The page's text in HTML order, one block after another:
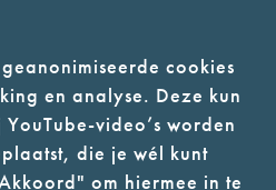
cookies
en analyse. Deze kun
video’s worden
die je wél kunt
om hiermee in te
of in de
grond)